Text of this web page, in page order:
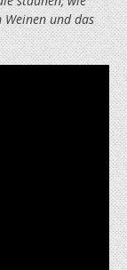
und das